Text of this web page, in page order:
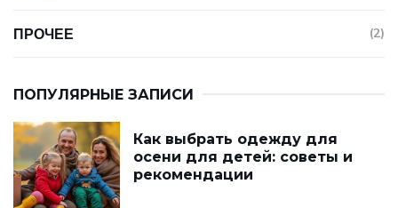
ПРОЧЕЕ (2)
ПОПУЛЯРНЫЕ ЗАПИСИ
Как выбрать одежду для
осени для детей: советы и
рекомендации